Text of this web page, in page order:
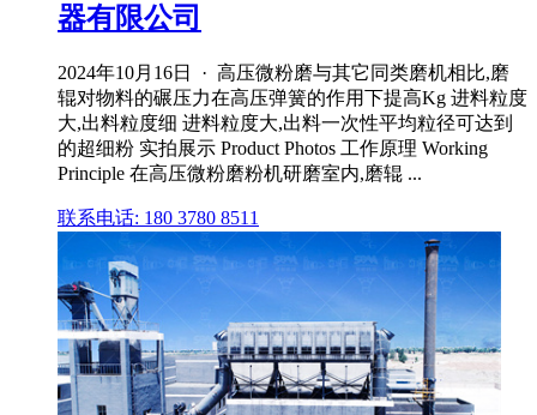
器有限公司
2024年10月16日 · 高压微粉磨与其它同类磨机相比,磨
辊对物料的碾压力在高压弹簧的作用下提高Kg 进料粒度
大,出料粒度细 进料粒度大,出料一次性平均粒径可达到
的超细粉 实拍展示 Product Photos 工作原理 Working
Principle 在高压微粉磨粉机研磨室内,磨辊 ...
联系电话: 180 3780 8511